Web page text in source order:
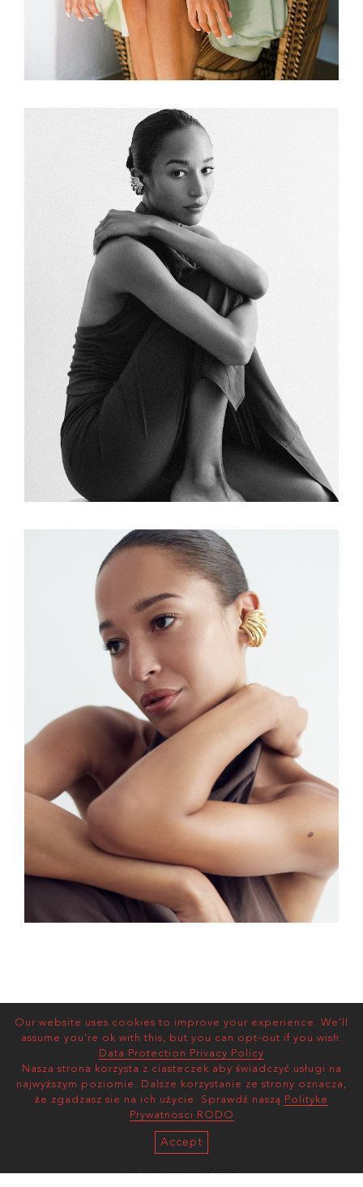
All rights reserved © 2026
Our website uses cookies to improve your experience. We'll
assume you're ok with this, but you can opt-out if you wish.
Data Protection Privacy Policy
Nasza strona korzysta z ciasteczek aby świadczyć usługi na
najwyższym poziomie. Dalsze korzystanie ze strony oznacza,
że zgadzasz sie na ich użycie. Sprawdź naszą Polityke
Prywatnosci RODO
Accept